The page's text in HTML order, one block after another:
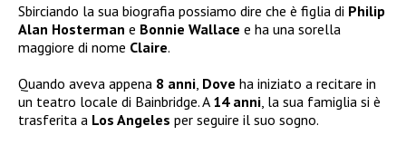
Sbirciando la sua biografia possiamo dire che è figlia di Philip
Alan Hosterman e Bonnie Wallace e ha una sorella
maggiore di nome Claire.
Quando aveva appena 8 anni Dove ha iniziato a recitare in
un teatro locale di Bainbridge. A 14 anni , la sua famiglia si è
trasferita a Los Angeles per seguire il suo sogno.